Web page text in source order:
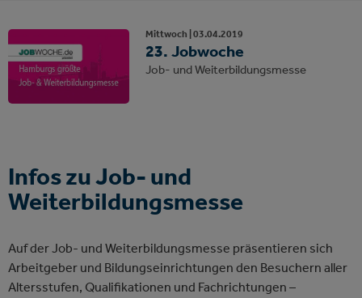
Mittwoch | 03.04.2019
23. Jobwoche
Job- und Weiterbildungsmesse
Infos zu Job- und
Weiterbildungsmesse
Auf der Job- und Weiterbildungsmesse präsentieren sich
Arbeitgeber und Bildungseinrichtungen den Besuchern aller
Altersstufen, Qualifikationen und Fachrichtungen –